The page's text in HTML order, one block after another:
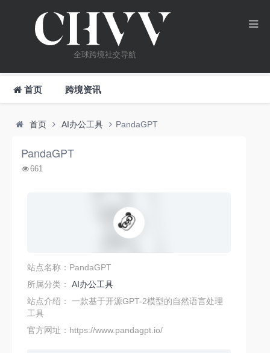
全球跨境社交导航
首页 跨境资讯
首页 AI办公工具 PandaGPT
PandaGPT
661
站点名称：PandaGPT
所属分类： AI办公工具
站点介绍： 一款基于开源GPT-2模型的自然语言处理
工具
官方网址：https://www.pandagpt.io/